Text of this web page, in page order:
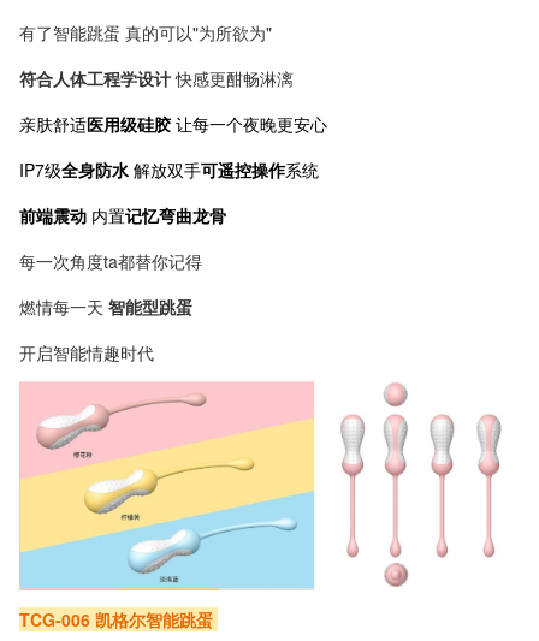
有了智能跳蛋 真的可以"为所欲为"
符合人体工程学设计快感更酣畅淋漓
亲肤舒适医用级硅胶让每一个夜晚更安心
IP7级全身防水 解放双手可遥控操作系统
前端震动 内置记忆弯曲龙骨
每一次角度ta都替你记得
燃情每一天 智能型跳蛋
开启智能情趣时代
TCG-006 凯格尔智能跳蛋